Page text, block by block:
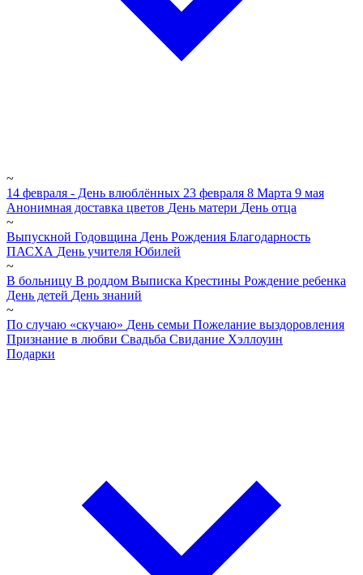
~
14 февраля - День влюблённых 23 февраля 8 Марта 9 мая
Анонимная доставка цветов День матери День отца
~
Выпускной Годовщина День Рождения Благодарность
ПАСХА День учителя Юбилей
~
В больницу В роддом Выписка Крестины Рождение ребенка
День детей День знаний
~
По случаю «скучаю» День семьи Пожелание выздоровления
Признание в любви Свадьба Свидание Хэллоуин
Подарки